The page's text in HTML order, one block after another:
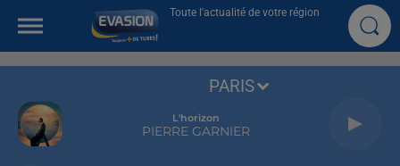
Toute l'actualité de votre région
L'horizon
PIERRE GARNIER
PARIS